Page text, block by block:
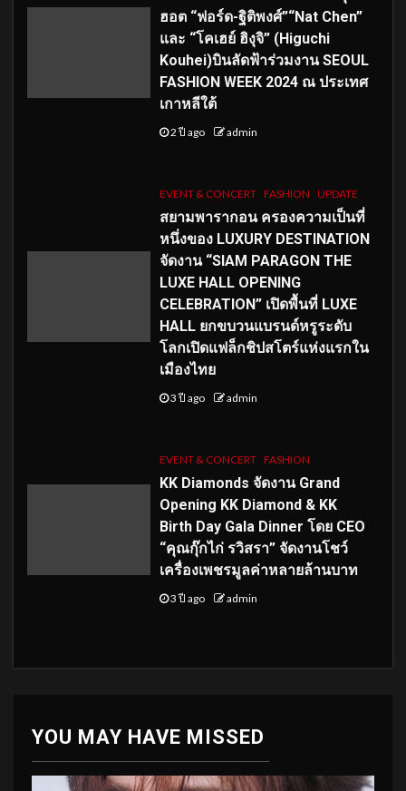
ฮอต “ฟอร์ด-ฐิติพงศ์”“Nat Chen”
และ “โคเฮย์ ฮิงุจิ” (Higuchi
Kouhei)บินลัดฟ้าร่วมงาน SEOUL
FASHION WEEK 2024 ณ ประเทศ
เกาหลีใต้
2 ปี ago admin
EVENT & CONCERT FASHION UPDATE
สยามพารากอน ครองความเป็นที่
หนึ่งของ LUXURY DESTINATION
จัดงาน “SIAM PARAGON THE
LUXE HALL OPENING
CELEBRATION” เปิดพื้นที่ LUXE
HALL ยกขบวนแบรนด์หรูระดับ
โลกเปิดแฟล็กชิปสโตร์แห่งแรกใน
เมืองไทย
3 ปี ago admin
EVENT & CONCERT FASHION
KK Diamonds จัดงาน Grand
Opening KK Diamond & KK
Birth Day Gala Dinner โดย CEO
“คุณกุ๊กไก่ รวิสรา” จัดงานโชว์
เครื่องเพชรมูลค่าหลายล้านบาท
3 ปี ago admin
YOU MAY HAVE MISSED